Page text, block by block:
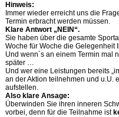
Hinweis:
Immer wieder erreicht uns die
Termin erbracht werden müssen.
Klare Antwort „NEIN“.
Sie haben über die gesamte
Woche für Woche die
Und wenn´s an einem Termin mal
später …
Und wer eine Leistungen bereits
an der Aktion teilnehmen und u.U.
aufstellen.
Also klare Ansage:
Überwinden Sie ihren inneren
vorbei, denn für die Teilnahme ist